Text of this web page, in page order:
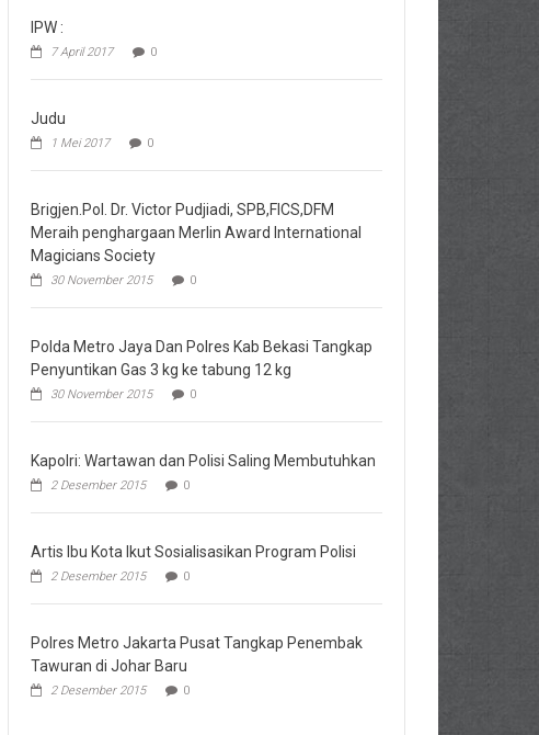
IPW :
7 April 2017 0
Judu
1 Mei 2017 0
Brigjen.Pol. Dr. Victor Pudjiadi, SPB,FICS,DFM
Meraih penghargaan Merlin Award International
Magicians Society
30 November 2015 0
Polda Metro Jaya Dan Polres Kab Bekasi Tangkap
Penyuntikan Gas 3 kg ke tabung 12 kg
30 November 2015 0
Kapolri: Wartawan dan Polisi Saling Membutuhkan
2 Desember 2015 0
Artis Ibu Kota Ikut Sosialisasikan Program Polisi
2 Desember 2015 0
Polres Metro Jakarta Pusat Tangkap Penembak
Tawuran di Johar Baru
2 Desember 2015 0